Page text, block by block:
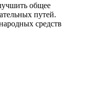
общее
путей.
средств